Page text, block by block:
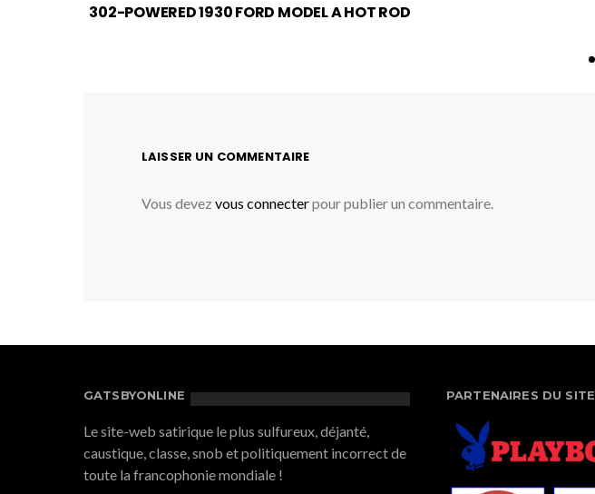
302-POWERED 1930 FORD MODEL A HOT ROD
LAISSER UN COMMENTAIRE
Vous devez vous connecterpour publier un commentaire.
GATSBYONLINE
Le site-web satirique le plus sulfureux, déjanté,
caustique, classe, snob et politiquement incorrect de
toute la francophonie mondiale !
PARTENAIRES DU SITE